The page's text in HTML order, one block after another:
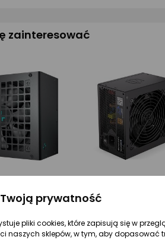
zainteresować
Zasilacz Deepcool PL650D 650W ATX 3.1 (R-PL650D-FC0B-EU-V2)
prywatność
pliki cookies, które zapisują się w
naszych sklepów, w tym, aby dopasować